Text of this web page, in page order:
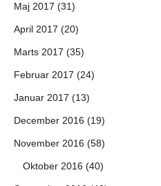
Maj 2017 (31)
April 2017 (20)
Marts 2017 (35)
Februar 2017 (24)
Januar 2017 (13)
December 2016 (19)
November 2016 (58)
Oktober 2016 (40)